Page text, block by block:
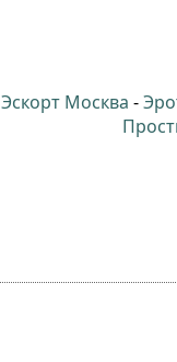
Эскорт Москва -